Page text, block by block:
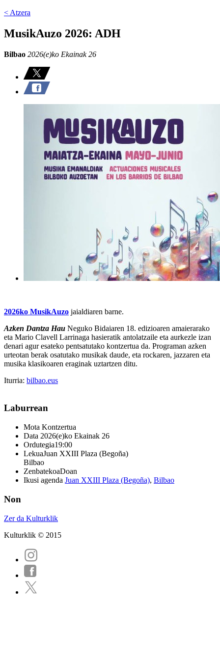
< Atzera
MusikAuzo 2026: ADH
Bilbao 2026(e)ko Ekainak 26
2026ko MusikAuzo jaialdiaren barne.
Azken Dantza Hau Neguko Bidaiaren 18. edizioaren amaierarako
eta Mario Clavell Larrinaga hasieratik antolatzaile eta aurkezle izan
denari agur esateko pentsatutako kontzertua da. Programan azken
urteotan berak osatutako musikak daude, eta rockaren, jazzaren eta
musika klasikoaren eraginak uztartzen ditu.
Iturria: bilbao.eus
Laburrean
Mota Kontzertua
Data 2026(e)ko Ekainak 26
Ordutegia19:00
LekuaJuan XXIII Plaza (Begoña)
Bilbao
ZenbatekoaDoan
Ikusi agenda Juan XXIII Plaza (Begoña), Bilbao
Non
Zer da Kulturklik
Kulturklik © 2015